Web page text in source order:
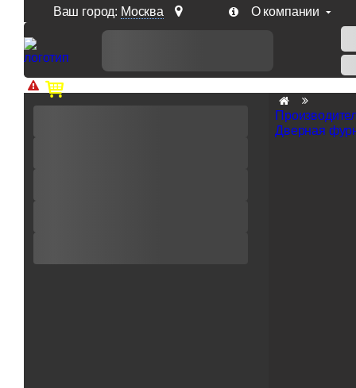
Ваш город: Москва О компании
Доп. скидка от цен на сайте 7% при заказе от 50
Дверная